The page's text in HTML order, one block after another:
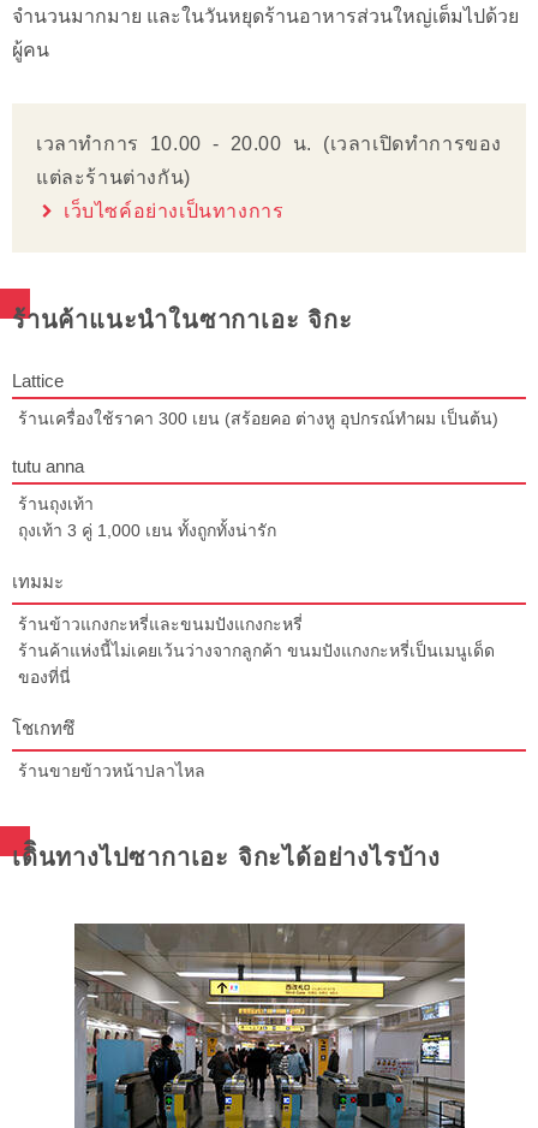
จำนวนมากมาย และในวันหยุดร้านอาหารส่วนใหญ่เต็มไปด้วย
ผู้คน
เวลาทำการ 10.00 - 20.00 น. (เวลาเปิดทำการของ
แต่ละร้านต่างกัน)
เว็บไซค์อย่างเป็นทางการ
ร้านค้าแนะนำในซากาเอะ จิกะ
Lattice
ร้านเครื่องใช้ราคา 300 เยน (สร้อยคอ ต่างหู อุปกรณ์ทำผม เป็นต้น)
tutu anna
ร้านถุงเท้า
ถุงเท้า 3 คู่ 1,000 เยน ทั้งถูกทั้งน่ารัก
เทมมะ
ร้านข้าวแกงกะหรี่และขนมปังแกงกะหรี่
ร้านค้าแห่งนี้ไม่เคยเว้นว่างจากลูกค้า ขนมปังแกงกะหรี่เป็นเมนูเด็ด
ของที่นี่
โชเกทซึ
ร้านขายข้าวหน้าปลาไหล
เดิินทางไปซากาเอะ จิกะได้อย่างไรบ้าง